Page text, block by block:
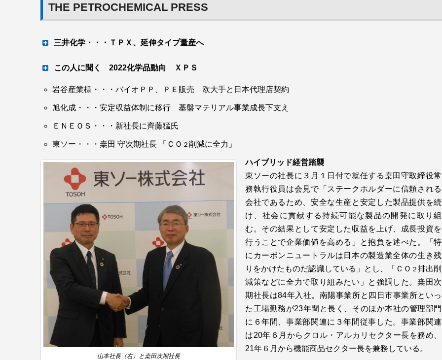
THE PETROCHEMICAL PRESS
三井化学・・・ＴＰＸ、延伸タイプ量産へ
新系列で 25 年メド
三井化学は、オンリーワン製品であるポリメチルペンテンコポリマー「ＴＰＸ」の市場拡大に向けて、新開発
おり、量産に向けて技術をブラッシュアップするとともに、ＩＣＴ関連などでＴＰＸの特徴をフィルムやボト
ルなどとして生かした新規用途の開拓も進めており、好感触を得ている。延伸により差別化した市場を広げ、
この人に聞く 2022化学品動向 ＸＰＳ
デュポン・スタイロ社長 有友 完氏
禍の影響もあって低調だった前年比で５.０％増加し
ました。戸建て住宅の断熱材向けを主力とする押出
法ポリスチレンフォーム（ＸＰＳ）の市場動向は。
前年に比べると住宅着工戸数は増加したが、資材不
足や物流混乱などもあってコロナ前の水準（19年は
90万５千戸）には届いておらず、もともと少子化の
影響などから漸減傾向が続いている。ただし、ＸＰ
Ｓの住宅用断熱材向けは着工件数が漸減傾向にある
なかでも、高断熱化のニーズを背景とした１戸当た
りの使用量増加などで減少分をカバーしており、21
年も堅調に推移した。ビル用や冷凍・冷蔵倉庫用と
いった住宅用断熱材以外の需要も増えてきている。
数量面だけでなく、質の面でも断熱性の向上など付
加価値を高めた製品や使い方の提案が奏功して採用
を広げ、収益向上にも寄与している。
岩谷産業様・・・バイオＰＰ、ＰＥ販売 欧大手と日本代理店契約
旭化成・・・安定収益体制に移行 基盤マテリアル事業成長下支え
ＥＮＥＯＳ・・・新社長に齊藤猛氏
東ソー・・・桒田 守次期社長 「ＣＯ ２ 削減に全力」
山本社長（右）と桒田次期社長
ハイブリッド経営踏襲
東ソーの社長に３月１日付で就任する桒田守取締役常
務執行役員は会見で「ステークホルダーに信頼される
会社であるため、安全な生産と安定した製品提供を続
け、社会に貢献する持続可能な製品の開発に取り組
む。その結果として安定した収益を上げ、成長投資を
行うことで企業価値を高める」と抱負を述べた。「特
にカーボンニュートラルは日本の製造業全体の生き残
りをかけたものだ認識している」とし、「ＣＯ ２排出削
減策などに全力で取り組みたい」と強調した。桒田次
期社長は84年入社。南陽事業所と四日市事業所といっ
た工場勤務が23年間と長く、そのほか本社の管理部門
に６年間、事業部関連に３年間従事した。事業部関連
は20年６月からクロル・アルカリセクター長を務め、
21年６月から機能商品セクター長を兼務している。